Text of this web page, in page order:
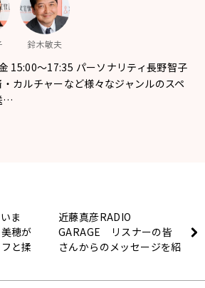
鈴木敏夫
15:00～17:35 パーソナリティ長野智子
カルチャーなど様々なジャンルのスペ
…
ま
穂が
と揉
近藤真彦RADIO
GARAGE リスナーの皆
さんからのメッセージを紹